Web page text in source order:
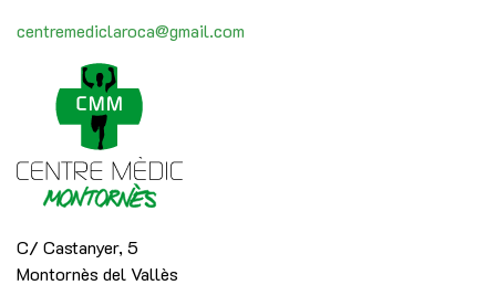
centremediclaroca@gmail.com
C/ Castanyer, 5
Montornès del Vallès